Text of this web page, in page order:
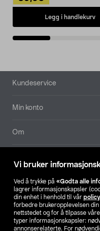
Vi bruker
Ved å trykke på «Godta alle
lagrer informasjonskapsler
din enhet i henhold til vår
forbedre brukeropplevelsen
nettstedet og for å tilpasse
typer informasjonskapsler:
annonserelaterte. For
Legg i handlekurv
Bunntekst
Kundeservice
Min konto
Om
Våre selskaper